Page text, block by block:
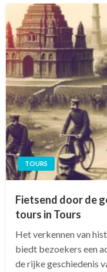
TOURS
Fietsend door de
tours in Tours
Het verkennen van
biedt bezoekers een
de rijke geschiedenis